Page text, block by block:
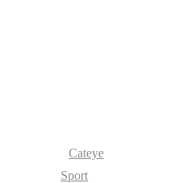
Cateye
Sport